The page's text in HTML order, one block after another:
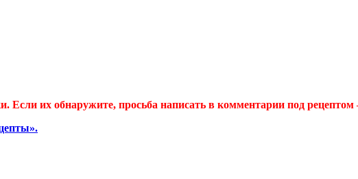
Если их обнаружите, просьба написать в комментарии под